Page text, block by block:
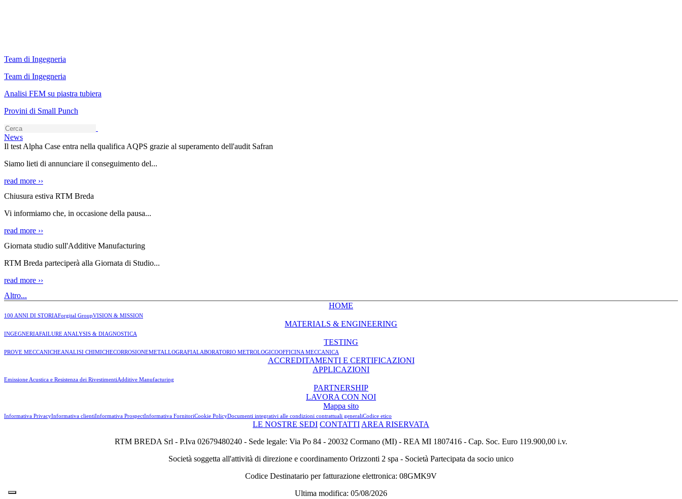
Team di Ingegneria
Team di Ingegneria
Analisi FEM su piastra tubiera
Provini di Small Punch
News
Il test Alpha Case entra nella qualifica AQPS grazie al superamento dell'audit Safran
Siamo lieti di annunciare il conseguimento del...
read more ››
Chiusura estiva RTM Breda
Vi informiamo che, in occasione della pausa...
read more ››
Giornata studio sull'Additive Manufacturing
RTM Breda parteciperà alla Giornata di Studio...
read more ››
Altro...
HOME
100 ANNI DI STORIAForgital GroupVISION & MISSION
MATERIALS & ENGINEERING
INGEGNERIAFAILURE ANALYSIS & DIAGNOSTICA
TESTING
PROVE MECCANICHEANALISI CHIMICHECORROSIONEMETALLOGRAFIALABORATORIO METROLOGICOOFFICINA MECCANICA
ACCREDITAMENTI E CERTIFICAZIONI
APPLICAZIONI
Emissione Acustica e Resistenza dei RivestimentiAdditive Manufacturing
PARTNERSHIP
LAVORA CON NOI
Mappa sito
Informativa PrivacyInformativa clientiInformativa ProspectInformativa FornitoriCookie PolicyDocumenti integrativi alle condizioni contrattuali generaliCodice etico
LE NOSTRE SEDI CONTATTI AREA RISERVATA
RTM BREDA Srl - P.Iva 02679480240 - Sede legale: Via Po 84 - 20032 Cormano (MI) - REA MI 1807416 - Cap. Soc. Euro 119.900,00 i.v.
Società soggetta all'attività di direzione e coordinamento Orizzonti 2 spa - Società Partecipata da socio unico
Codice Destinatario per fatturazione elettronica: 08GMK9V
Ultima modifica: 05/08/2026